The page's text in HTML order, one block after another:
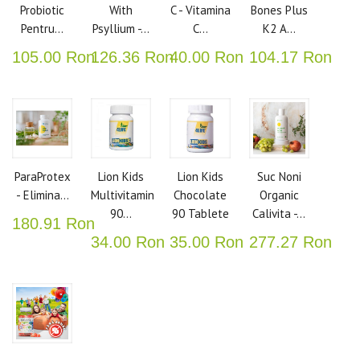
Probiotic
Pentru...
105.00 Ron
With
Psyllium -...
126.36 Ron
C - Vitamina
C...
40.00 Ron
Bones Plus
K2 A...
104.17 Ron
ParaProtex
- Elimina...
180.91 Ron
Lion Kids
Multivitamin
90...
34.00 Ron
Lion Kids
Chocolate
90 Tablete
35.00 Ron
Suc Noni
Organic
Calivita -...
277.27 Ron